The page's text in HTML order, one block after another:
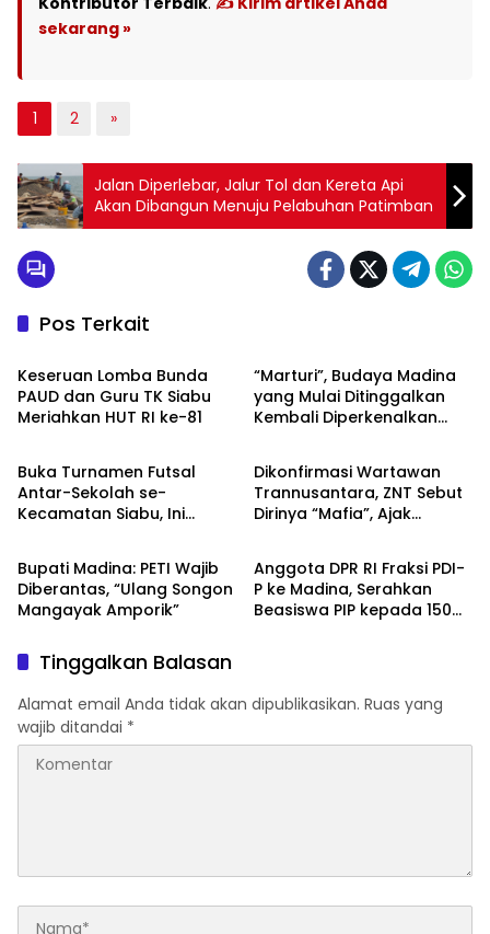
sekarang »
1 2 »
Jalan Diperlebar, Jalur Tol dan Kereta Api
Akan Dibangun Menuju Pelabuhan Patimban
Pos Terkait
HOME
Keseruan Lomba Bunda
PAUD dan Guru TK Siabu
Meriahkan HUT RI ke-81
“Marturi”, Budaya Madina
yang Mulai Ditinggalkan
Kembali Diperkenalkan
HOME
Buka Turnamen Futsal
Antar-Sekolah se-
Kecamatan Siabu, Ini
HOME
Dikonfirmasi Wartawan
Trannusantara, ZNT Sebut
Dirinya “Mafia”, Ajak
HOME
Bupati Madina: PETI Wajib
Diberantas, “Ulang Songon
Mangayak Amporik”
HOME
Anggota DPR RI Fraksi PDI-
P ke Madina, Serahkan
Beasiswa PIP kepada 150
Tinggalkan Balasan
Alamat email Anda tidak akan dipublikasikan. Ruas yang
wajib ditandai *